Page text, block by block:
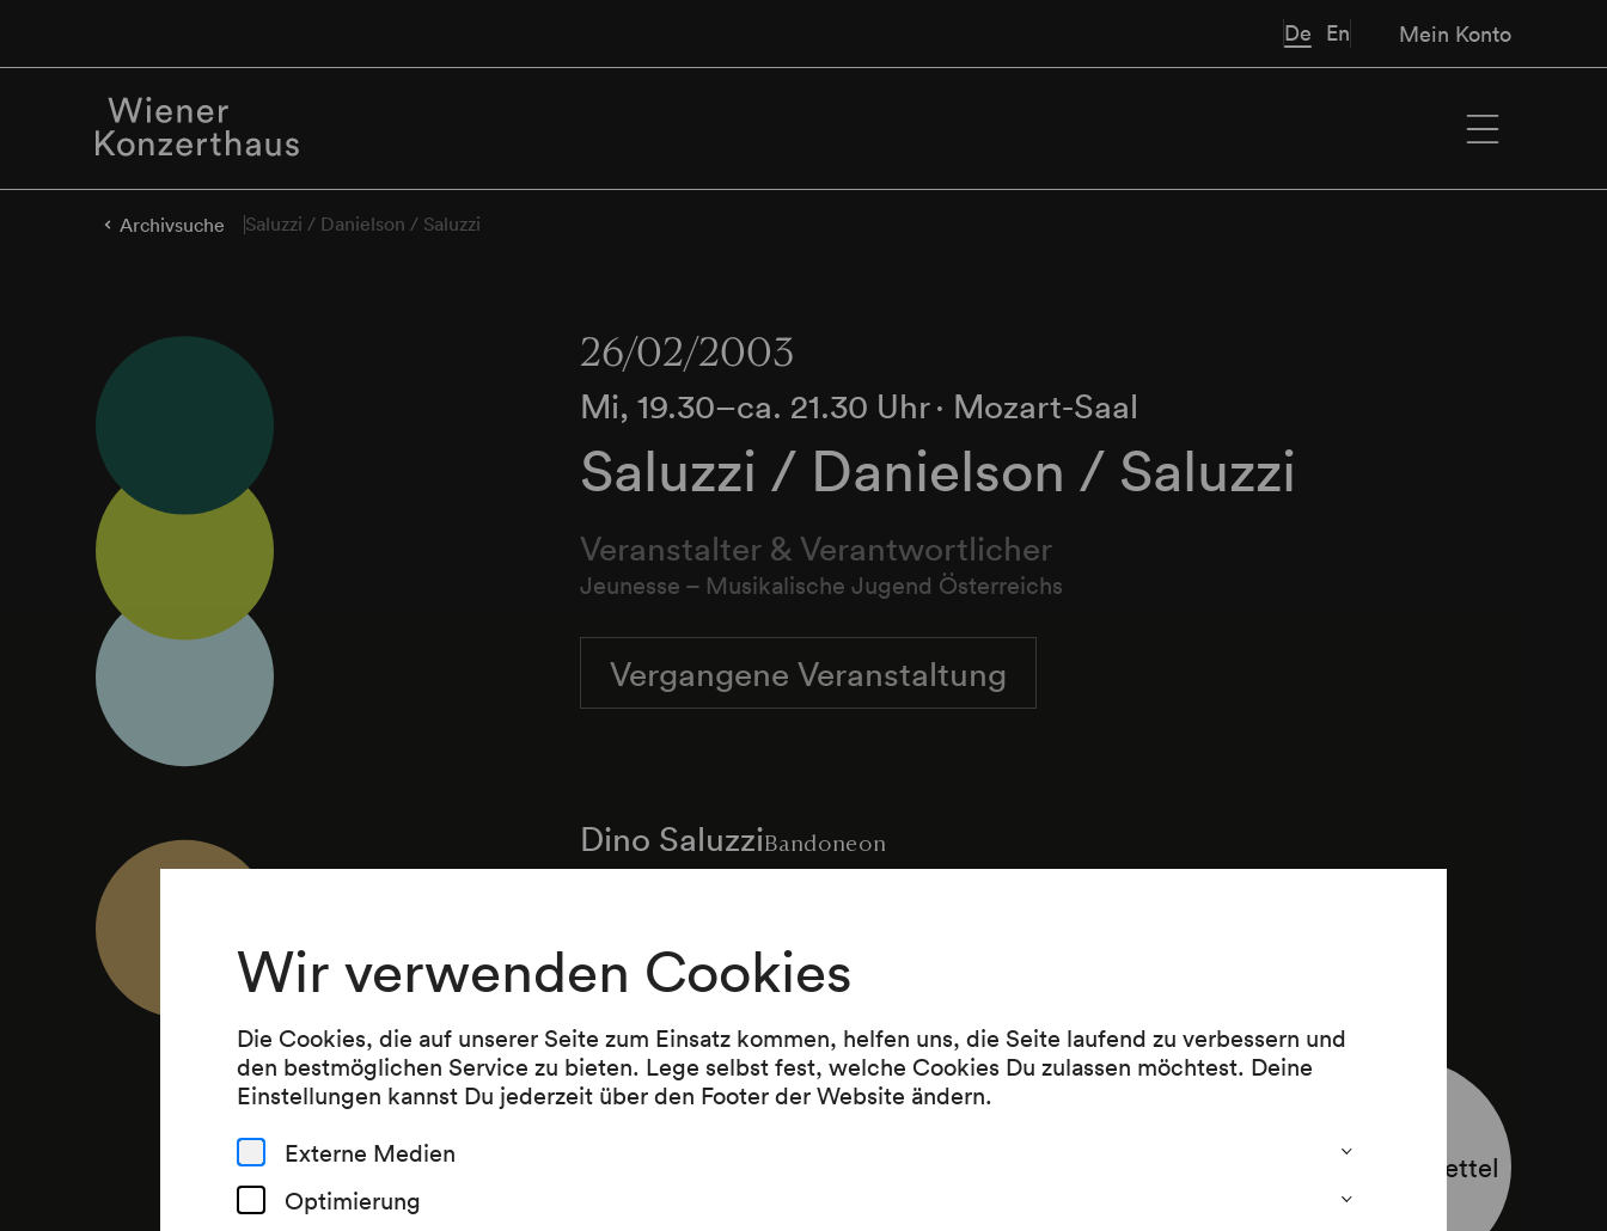
Wir verwenden Cookies
Die Cookies, die auf unserer Seite zum Einsatz kommen, helfen uns, die Seite laufend zu verbessern und
den bestmöglichen Service zu bieten. Lege selbst fest, welche Cookies Du zulassen möchtest. Deine
Einstellungen kannst Du jederzeit über den Footer der Website ändern.
Externe Medien
Optimierung
De En Mein Konto
Archivsuche Saluzzi / Danielson / Saluzzi
26/02/2003
Mi, 19.30–ca. 21.30 Uhr∙ Mozart-Saal
Saluzzi / Danielson / Saluzzi
Veranstalter & Verantwortlicher
Jeunesse – Musikalische Jugend Österreichs
Vergangene Veranstaltung
Dino SaluzziBandoneon
Palle Danielson
Programm
Programmzettel